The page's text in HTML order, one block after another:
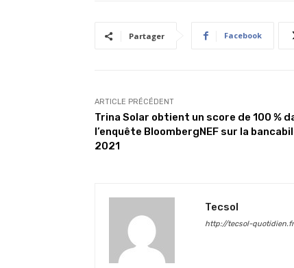
Partager Facebook
ARTICLE PRÉCÉDENT
Trina Solar obtient un score de 100 %
l’enquête BloombergNEF sur la
2021
Tecsol
http://tecsol-quotidien.fr